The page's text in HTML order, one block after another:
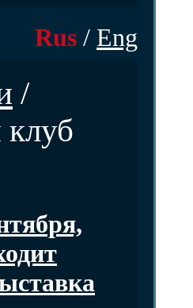
Rus / Eng
/